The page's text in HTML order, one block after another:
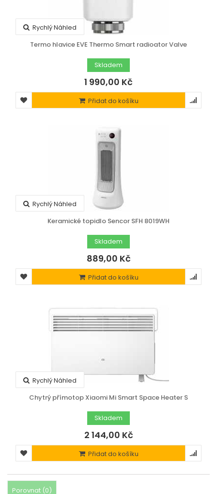
Rychlý Náhled
Termo hlavice EVE Thermo Smart radioator Valve
Skladem
1 990,00 Kč
Přidat do košíku
Rychlý Náhled
Keramické topidlo Sencor SFH 8019WH
Skladem
889,00 Kč
Přidat do košíku
Rychlý Náhled
Chytrý přímotop Xiaomi Mi Smart Space Heater S
Skladem
2 144,00 Kč
Přidat do košíku
Porovnat (0)